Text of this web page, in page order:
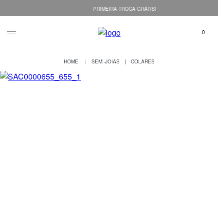
PRIMEIRA TROCA GRÁTIS!
SEMI-JOIAS COLARES